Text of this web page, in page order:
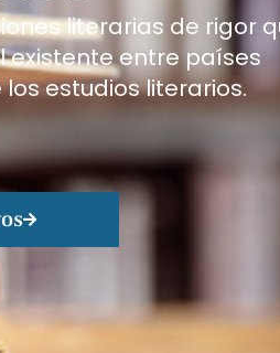
literarias de rigor
entre países
estudios literarios.